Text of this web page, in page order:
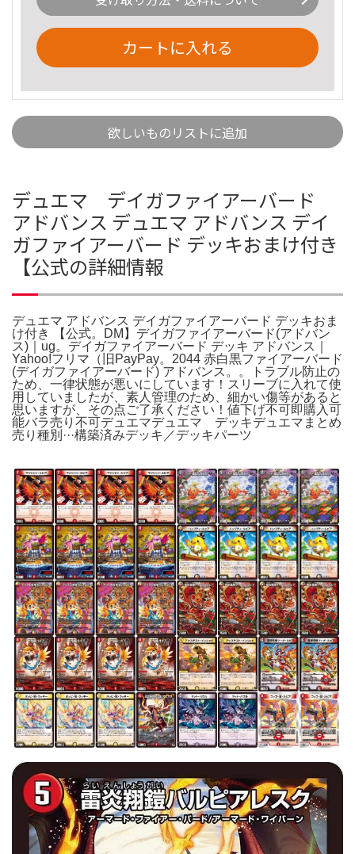
カートに入れる
欲しいものリストに追加
デュエマ デイガファイアーバード
アドバンス デュエマ アドバンス デイ
ガファイアーバード デッキおまけ付き
【公式の詳細情報
デュエマ アドバンス デイガファイアーバード デッキおま
け付き 【公式。DM】デイガファイアーバード(アドバン
ス)｜ug。デイガファイアーバード デッキ アドバンス｜
Yahoo!フリマ（旧PayPay。2044 赤白黒ファイアーバード
(デイガファイアーバード) アドバンス。。トラブル防止の
ため、一律状態が悪いにしています！スリーブに入れて使
用していましたが、素人管理のため、細かい傷等があると
思いますが、その点ご了承ください！値下げ不可即購入可
能バラ売り不可デュエマデュエマ デッキデュエマまとめ
売り種別···構築済みデッキ／デッキパーツ